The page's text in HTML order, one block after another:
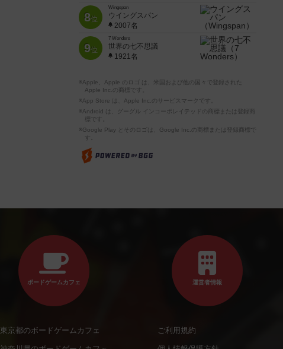
8位
Wingspan
ウイングスパン
2007名
9位
7 Wonders
世界の七不思議
1921名
※Apple、Apple のロゴ は、米国および他の国々で登録された
Apple Inc.の商標です。
※App Store は、Apple Inc.のサービスマークです。
※Android は、グーグル インコーポレイテッドの商標または登録商
標です。
※Google Play とそのロゴは、Google Inc.の商標または登録商標で
ボードゲームカフェ
東京都のボードゲームカフェ
運営者情報
ご利用規約